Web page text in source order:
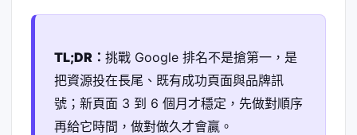
TL;DR： 挑戰 Google 排名不是搶第一，是
把資源投在長尾、既有成功頁面與品牌訊
號；新頁面 3 到 6 個月才穩定，先做對順序
再給它時間，做對做久才會贏。